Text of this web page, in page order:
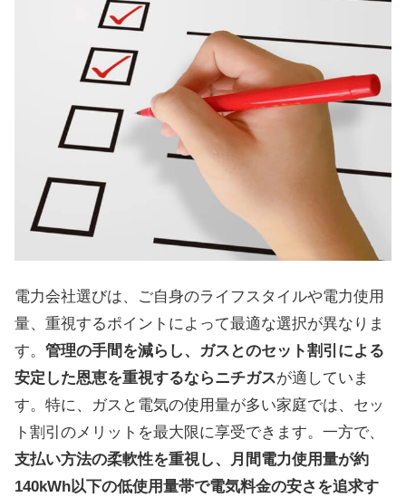
電力会社選びは、ご自身のライフスタイルや電力使用
量、重視するポイントによって最適な選択が異なりま
す。 管理の手間を減らし、ガスとのセット割引による
安定した恩恵を重視するならニチガスが適していま
す。特に、ガスと電気の使用量が多い家庭では、セッ
ト割引のメリットを最大限に享受できます。一方で、
支払い方法の柔軟性を重視し、月間電力使用量が約
140kWh以下の低使用量帯で電気料金の安さを追求す